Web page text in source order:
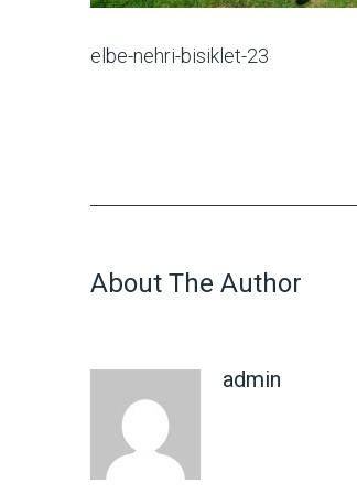
elbe-nehri-bisiklet-23
About The Author
admin